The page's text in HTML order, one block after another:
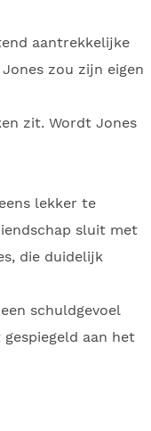
aantrekkelijke
zou zijn eigen
zit. Wordt Jones
lekker te
sluit met
die duidelijk
schuldgevoel
aan het